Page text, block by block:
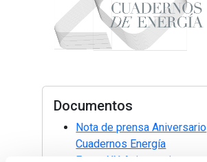
Documentos
Nota de prensa Aniversario
Cuadernos Energía